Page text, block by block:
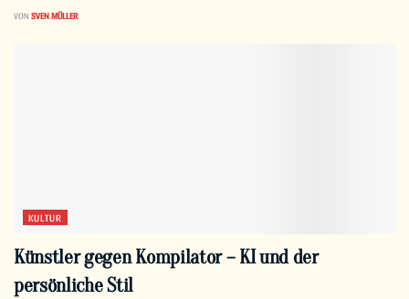
VON SVEN MÜLLER
KULTUR
Künstler gegen Kompilator – KI und der
persönliche Stil